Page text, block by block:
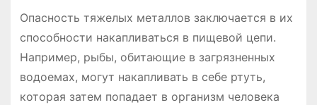
Опасность тяжелых металлов заключается в их
способности накапливаться в пищевой цепи.
Например, рыбы, обитающие в загрязненных
водоемах, могут накапливать в себе ртуть,
которая затем попадает в организм человека